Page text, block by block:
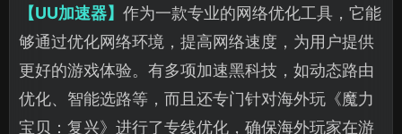
【UU加速器】 作为一款专业的网络优化工具，它能
够通过优化网络环境，提高网络速度，为用户提供
更好的游戏体验。有多项加速黑科技，如动态路由
优化、智能选路等，而且还专门针对海外玩《魔力
宝贝：复兴》进行了专线优化，确保海外玩家在游